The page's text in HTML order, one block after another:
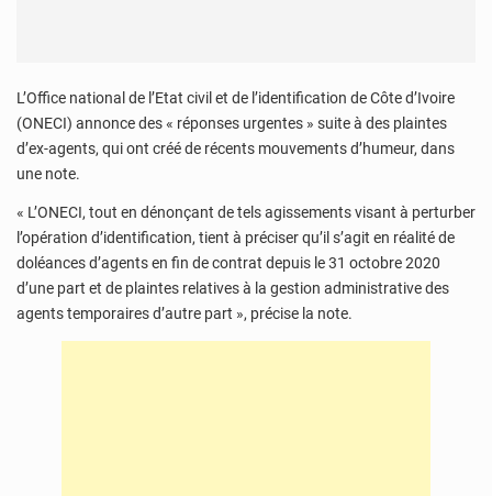
L’Office national de l’Etat civil et de l’identification de Côte d’Ivoire
(ONECI) annonce des « réponses urgentes » suite à des plaintes
d’ex-agents, qui ont créé de récents mouvements d’humeur, dans
une note.
« L’ONECI, tout en dénonçant de tels agissements visant à perturber
l’opération d’identification, tient à préciser qu’il s’agit en réalité de
doléances d’agents en fin de contrat depuis le 31 octobre 2020
d’une part et de plaintes relatives à la gestion administrative des
agents temporaires d’autre part », précise la note.